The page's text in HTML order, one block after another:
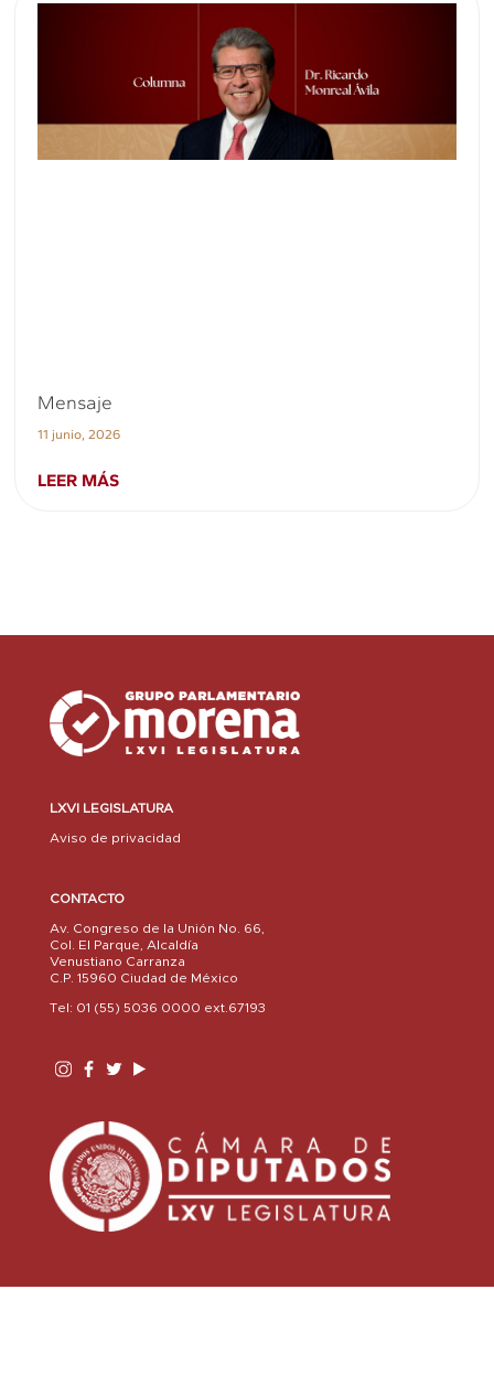
Mensaje
11 junio, 2026
LEER MÁS
LXVI LEGISLATURA
Aviso de privacidad
CONTACTO
Av. Congreso de la Unión No. 66,
Col. El Parque, Alcaldía
Venustiano Carranza
C.P. 15960 Ciudad de México
Tel: 01 (55) 5036 0000 ext.67193